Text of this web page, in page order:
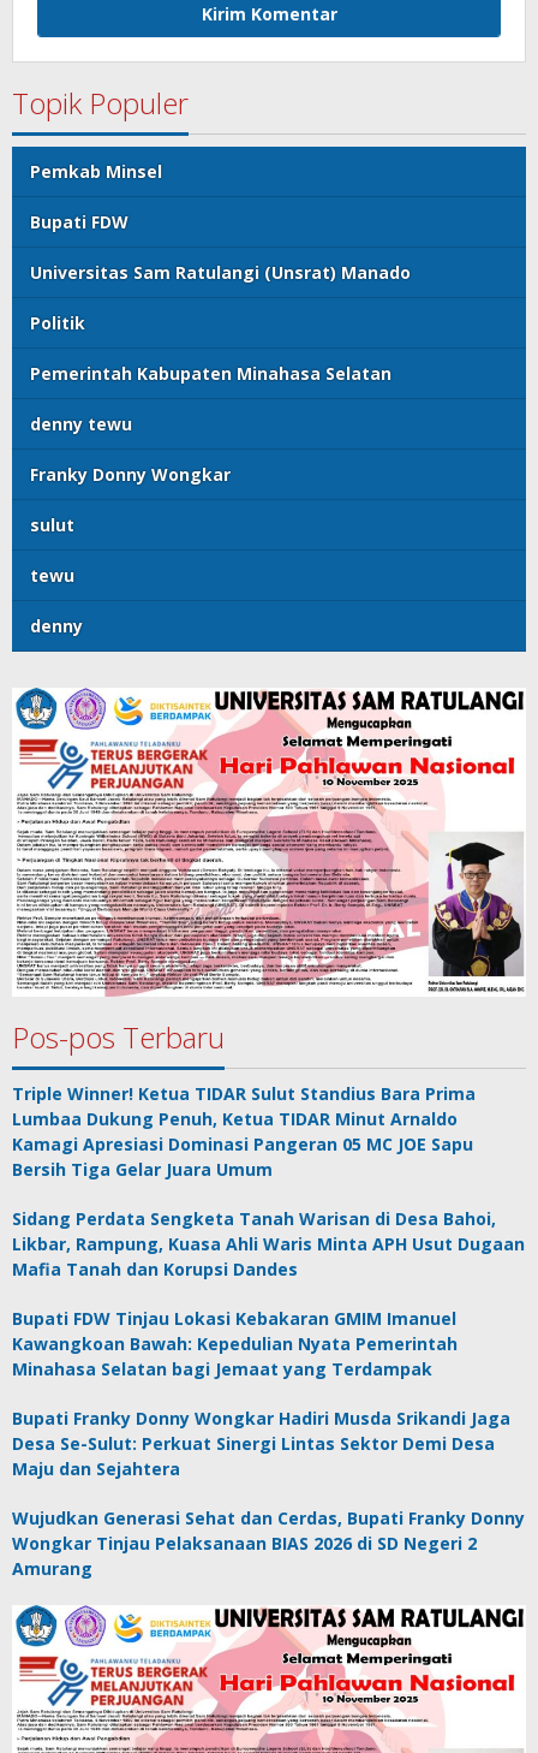
Topik Populer
Pemkab Minsel
Bupati FDW
Universitas Sam Ratulangi (Unsrat) Manado
Politik
Pemerintah Kabupaten Minahasa Selatan
denny tewu
Franky Donny Wongkar
sulut
tewu
denny
Pos-pos Terbaru
Triple Winner! Ketua TIDAR Sulut Standius Bara Prima
Lumbaa Dukung Penuh, Ketua TIDAR Minut Arnaldo
Kamagi Apresiasi Dominasi Pangeran 05 MC JOE Sapu
Bersih Tiga Gelar Juara Umum
Sidang Perdata Sengketa Tanah Warisan di Desa Bahoi,
Likbar, Rampung, Kuasa Ahli Waris Minta APH Usut Dugaan
Mafia Tanah dan Korupsi Dandes
Bupati FDW Tinjau Lokasi Kebakaran GMIM Imanuel
Kawangkoan Bawah: Kepedulian Nyata Pemerintah
Minahasa Selatan bagi Jemaat yang Terdampak
Bupati Franky Donny Wongkar Hadiri Musda Srikandi Jaga
Desa Se-Sulut: Perkuat Sinergi Lintas Sektor Demi Desa
Maju dan Sejahtera
Wujudkan Generasi Sehat dan Cerdas, Bupati Franky Donny
Wongkar Tinjau Pelaksanaan BIAS 2026 di SD Negeri 2
Amurang